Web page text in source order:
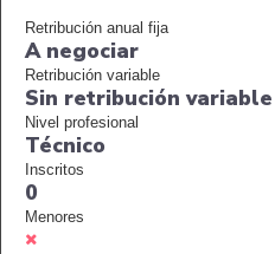
Retribución anual fija
A negociar
Retribución variable
Sin retribución variable
Nivel profesional
Técnico
Inscritos
0
Menores